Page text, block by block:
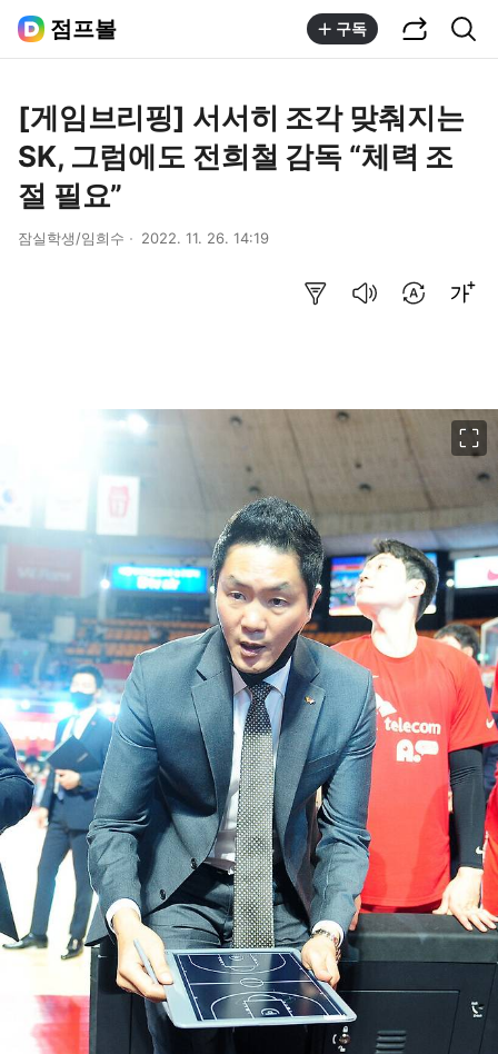
점프볼 구독
[게임브리핑] 서서히 조각 맞춰지는
SK, 그럼에도 전희철 감독 “체력 조
절 필요”
잠실학생/임희수 2022. 11. 26. 14:19